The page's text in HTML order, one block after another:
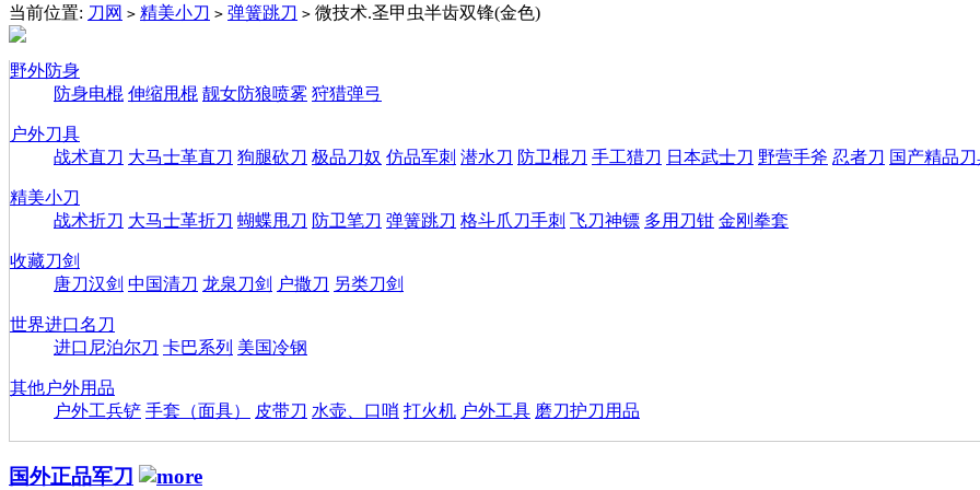
当前位置: 刀网 > 精美小刀 > 弹簧跳刀 > 微技术.圣甲虫半齿双锋(金色)
野外防身
防身电棍 伸缩甩棍 靓女防狼喷雾 狩猎弹弓
户外刀具
战术直刀 大马士革直刀 狗腿砍刀 极品刀奴 仿品军刺 潜水刀 防卫棍刀 手工猎刀 日本武士刀 野营手斧 忍者刀 国产精品
精美小刀
战术折刀 大马士革折刀 蝴蝶甩刀 防卫笔刀 弹簧跳刀 格斗爪刀手刺 飞刀神镖 多用刀钳 金刚拳套
收藏刀剑
唐刀汉剑 中国清刀 龙泉刀剑 户撒刀 另类刀剑
世界进口名刀
进口尼泊尔刀 卡巴系列 美国冷钢
其他户外用品
户外工兵铲 手套（面具） 皮带刀 水壶、口哨 打火机 户外工具 磨刀护刀用品
国外正品军刀